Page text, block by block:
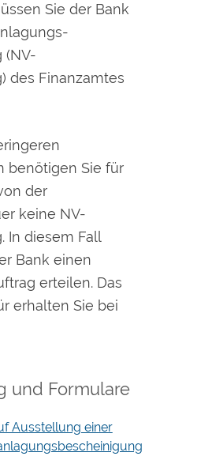
Sie der Bank
(NV-
des Finanzamtes
benötigen Sie für
der
keine NV-
In diesem Fall
Bank einen
erteilen. Das
erhalten Sie bei
und Formulare
Ausstellung einer